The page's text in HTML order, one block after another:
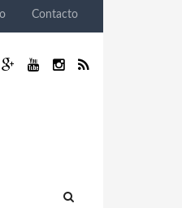
Contacto